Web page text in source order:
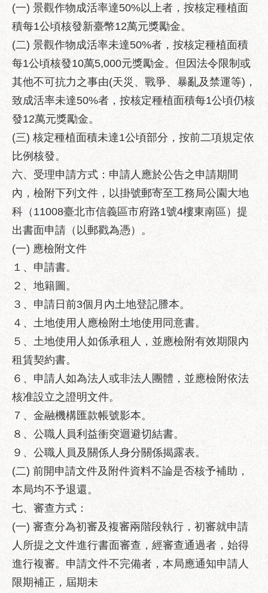
化
性
騷
擾
防
治
廉
政
園
地
便
民
服
務
路
挖
掘
資
訊
合
發
包
心
勵
補
助
專
區
網
站
導
覽
回
(一) 景觀作物成活率達50%以上者，按核定種植面
積每1公頃核發新臺幣12萬元獎勵金。
(二) 景觀作物成活率未達50%者，按核定種植面積
每1公頃核發10萬5,000元獎勵金。但因法令限制或
其他不可抗力之事由(天災、戰爭、暴亂及禁運等)，
致成活率未達50%者，按核定種植面積每1公頃仍核
發12萬元獎勵金。
(三) 核定種植面積未達1公頃部分，按前二項規定依
比例核發。
六、受理申請方式：申請人應於公告之申請期間
內，檢附下列文件，以掛號郵寄至工務局公園大地
科（11008臺北市信義區市府路1號4樓東南區）提
出書面申請（以郵戳為憑）。
(一) 應檢附文件
１、申請書。
２、地籍圖。
３、申請日前3個月內土地登記謄本。
４、土地使用人應檢附土地使用同意書。
５、土地使用人如係承租人，並應檢附有效期限內
租賃契約書。
６、申請人如為法人或非法人團體，並應檢附依法
核准設立之證明文件。
７、金融機構匯款帳號影本。
８、公職人員利益衝突迴避切結書。
９、公職人員及關係人身分關係揭露表。
(二) 前開申請文件及附件資料不論是否核予補助，
本局均不予退還。
七、審查方式：
(一) 審查分為初審及複審兩階段執行，初審就申請
人所提之文件進行書面審查，經審查通過者，始得
進行複審。申請文件不完備者，本局應通知申請人
限期補正，屆期未